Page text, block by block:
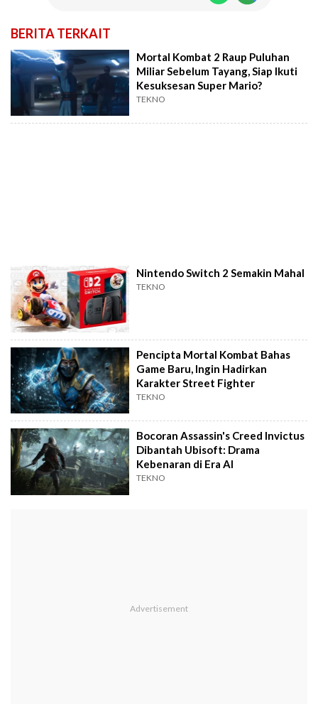
BERITA TERKAIT
Mortal Kombat 2 Raup Puluhan
Miliar Sebelum Tayang, Siap Ikuti
Kesuksesan Super Mario?
TEKNO
Nintendo Switch 2 Semakin Mahal
TEKNO
Pencipta Mortal Kombat Bahas
Game Baru, Ingin Hadirkan
Karakter Street Fighter
TEKNO
Bocoran Assassin's Creed Invictus
Dibantah Ubisoft: Drama
Kebenaran di Era AI
TEKNO